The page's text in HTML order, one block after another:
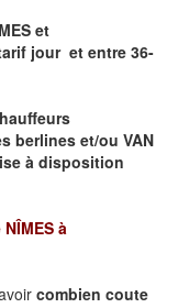
et
jour et entre 36-
berlines et/ou VAN
à disposition
NÎMES à
combien coute